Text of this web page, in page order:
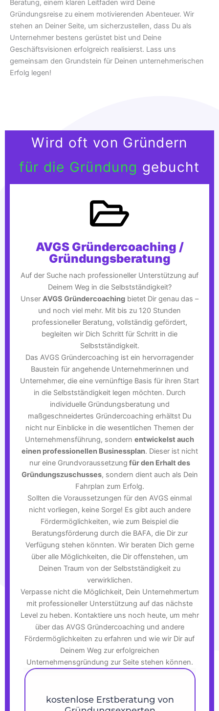
Beratung, einem klaren Leitfaden wird Deine
Gründungsreise zu einem motivierenden Abenteuer. Wir
stehen an Deiner Seite, um sicherzustellen, dass Du als
Unternehmer bestens gerüstet bist und Deine
Geschäftsvisionen erfolgreich realisierst. Lass uns
gemeinsam den Grundstein für Deinen unternehmerischen
Erfolg legen!
Wird oft von Gründern
für die Gründung gebucht
AVGS Gründercoaching /
Gründungsberatung
Auf der Suche nach professioneller Unterstützung auf
Deinem Weg in die Selbstständigkeit?
Unser AVGS Gründercoaching bietet Dir genau das –
und noch viel mehr. Mit bis zu 120 Stunden
professioneller Beratung, vollständig gefördert,
begleiten wir Dich Schritt für Schritt in die
Selbstständigkeit.
Das AVGS Gründercoaching ist ein hervorragender
Baustein für angehende Unternehmerinnen und
Unternehmer, die eine vernünftige Basis für ihren Start
in die Selbstständigkeit legen möchten. Durch
individuelle Gründungsberatung und
maßgeschneidertes Gründercoaching erhältst Du
nicht nur Einblicke in die wesentlichen Themen der
Unternehmensführung, sondern entwickelst auch
einen professionellen Businessplan. Dieser ist nicht
nur eine Grundvoraussetzung für den Erhalt des
Gründungszuschusses, sondern dient auch als Dein
Fahrplan zum Erfolg.
Sollten die Voraussetzungen für den AVGS einmal
nicht vorliegen, keine Sorge! Es gibt auch andere
Fördermöglichkeiten, wie zum Beispiel die
Beratungsförderung durch die BAFA, die Dir zur
Verfügung stehen könnten. Wir beraten Dich gerne
über alle Möglichkeiten, die Dir offenstehen, um
Deinen Traum von der Selbstständigkeit zu
verwirklichen.
Verpasse nicht die Möglichkeit, Dein Unternehmertum
mit professioneller Unterstützung auf das nächste
Level zu heben. Kontaktiere uns noch heute, um mehr
über das AVGS Gründercoaching und andere
Fördermöglichkeiten zu erfahren und wie wir Dir auf
Deinem Weg zur erfolgreichen
Unternehmensgründung zur Seite stehen können.